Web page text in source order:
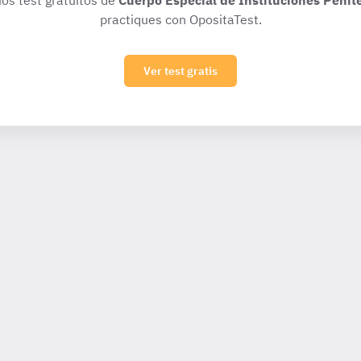
practiques con OpositaTest.
Ver test gratis